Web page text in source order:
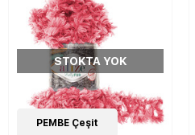
14Çeşit
STOKTA YOK
PEMBE Çeşit